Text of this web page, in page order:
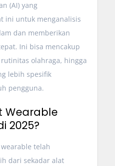
(AI) yang
ini untuk menganalisis
dan memberikan
Ini bisa mencakup
olahraga, hingga
lebih spesifik
pengguna.
Wearable
2025?
telah
dari sekadar alat